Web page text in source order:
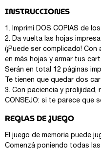
INSTRUCCIONES
1. Imprimí DOS COPIAS de
2. Da vuelta las hojas
(¡Puede ser complicado!
en más hojas y armar tus
Serán en total 12 páginas
Te tienen que quedar dos
3. Con paciencia y
CONSEJO: si te parece que
REGLAS DE JUEGO
El juego de memoria puede
Comenzá poniendo todas